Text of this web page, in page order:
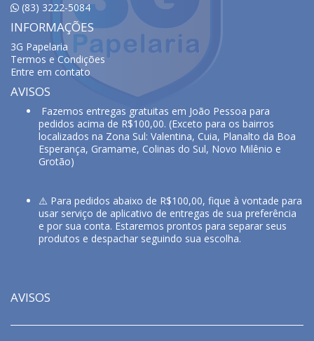
(83) 3222-5084
INFORMAÇÕES
3G Papelaria
Termos e Condições
Entre em contato
AVISOS
Fazemos entregas gratuitas em João Pessoa para
pedidos acima de R$100,00. (Exceto para os bairros
localizados na Zona Sul: Valentina, Cuia, Planalto da Boa
Esperança, Gramame, Colinas do Sul, Novo Milênio e
Grotão)
⚠️ Para pedidos abaixo de R$100,00, fique à vontade para
usar serviço de aplicativo de entregas de sua preferência
e por sua conta. Estaremos prontos para separar seus
produtos e despachar seguindo sua escolha.
AVISOS